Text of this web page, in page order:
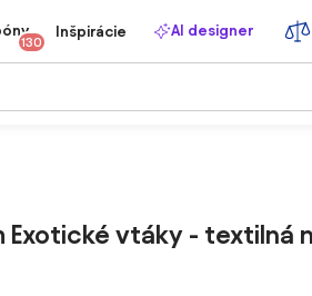
130
Inšpirácie AI designer
Exotické vtáky - textilná